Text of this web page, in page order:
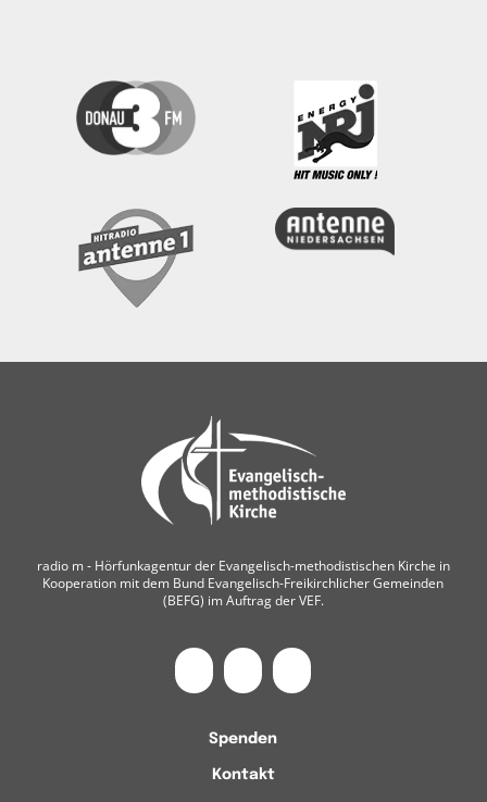
radio m ‐ Hörfunkagentur der Evangelisch-methodistischen Kirche in
Kooperation mit dem Bund Evangelisch-Freikirchlicher Gemeinden
(BEFG) im Auftrag der VEF.
Spenden
Kontakt